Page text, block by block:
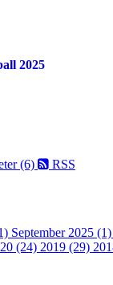
2025
(6) RSS
September 2025 (1)
(24) 2019 (29)